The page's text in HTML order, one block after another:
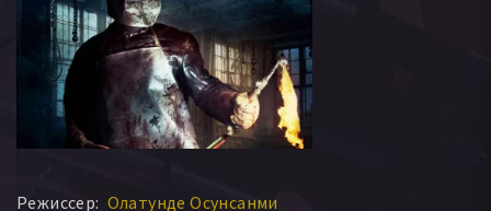
Режиссер: Олатунде Осунсанми